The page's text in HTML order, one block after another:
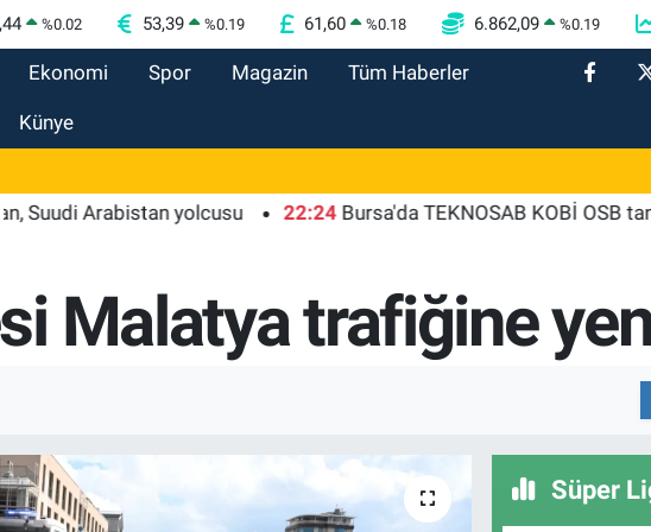
%0.02 53,39 %0.19 61,60 %0.18 6.862,09 %0.19
Ekonomi Spor Magazin Tüm Haberler
Künye
Arabistan yolcusu 22:24 Bursa'da TEKNOSAB KOBİ OSB
Malatya trafiğine
Süper